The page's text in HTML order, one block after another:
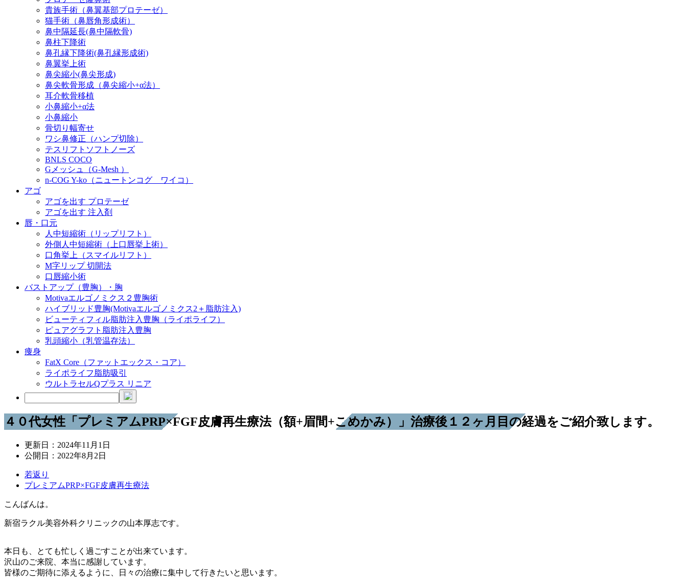
貴族手術（鼻翼基部プロテーゼ）
猫手術（鼻唇角形成術）
鼻中隔延長(鼻中隔軟骨)
鼻柱下降術
鼻孔縁下降術(鼻孔縁形成術)
鼻翼挙上術
鼻尖縮小(鼻尖形成)
鼻尖軟骨形成（鼻尖縮小+α法）
耳介軟骨移植
小鼻縮小+α法
小鼻縮小
骨切り幅寄せ
ワシ鼻修正（ハンプ切除）
テスリフトソフトノーズ
BNLS COCO
Gメッシュ（G-Mesh ）
n-COG Y-ko（ニュートンコグ ワイコ）
アゴ
アゴを出す プロテーゼ
アゴを出す 注入剤
唇・口元
人中短縮術（リップリフト）
外側人中短縮術（上口唇挙上術）
口角挙上（スマイルリフト）
M字リップ 切開法
口唇縮小術
バストアップ（豊胸）・胸
Motivaエルゴノミクス２豊胸術
ハイブリッド豊胸(Motivaエルゴノミクス2＋脂肪注入)
ビューティフィル脂肪注入豊胸（ライポライフ）
ピュアグラフト脂肪注入豊胸
乳頭縮小（乳管温存法）
痩身
FatX Core（ファットエックス・コア）
ライポライフ脂肪吸引
ウルトラセルQプラス リニア
４０代女性「プレミアムPRP×FGF皮膚再生療法（額+眉間+こめかみ）」治療後１２ヶ月目の経過をご紹介致します。
更新日： 2024年11月1日
公開日： 2022年8月2日
若返り
プレミアムPRP×FGF皮膚再生療法
こんばんは。
新宿ラクル美容外科クリニックの山本厚志です。
本日も、とても忙しく過ごすことが出来ています。
沢山のご来院、本当に感謝しています。
皆様のご期待に添えるように、日々の治療に集中して行きたいと思います。